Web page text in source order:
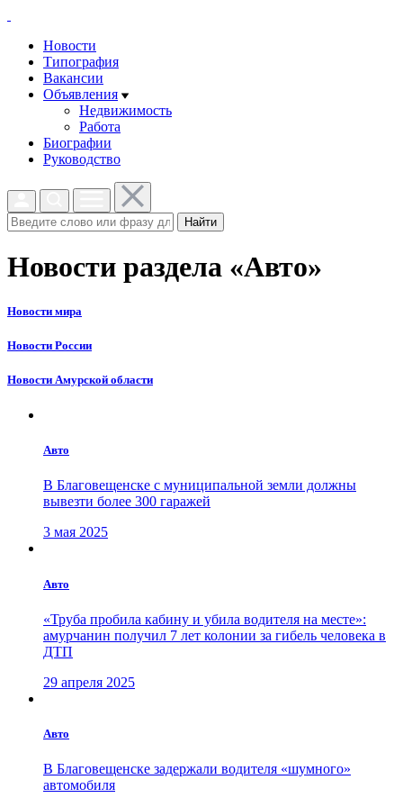
Новости
Типография
Вакансии
Объявления
Недвижимость
Работа
Биографии
Руководство
Найти
Новости раздела «Авто»
Новости мира
Новости России
Новости Амурской области
Авто
В Благовещенске с муниципальной земли должны
вывезти более 300 гаражей
3 мая 2025
Авто
«Труба пробила кабину и убила водителя на месте»:
амурчанин получил 7 лет колонии за гибель человека в
ДТП
29 апреля 2025
Авто
В Благовещенске задержали водителя «шумного»
автомобиля